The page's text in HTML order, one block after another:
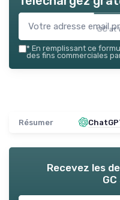
GC at
* En remplissant ce
des fins commerciales
Résumer
Recevez les
GC